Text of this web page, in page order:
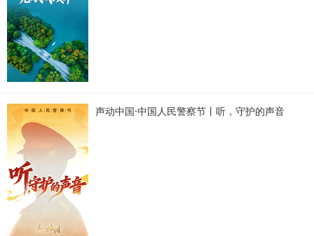
声动中国·中国人民警察节丨听，守护的声音